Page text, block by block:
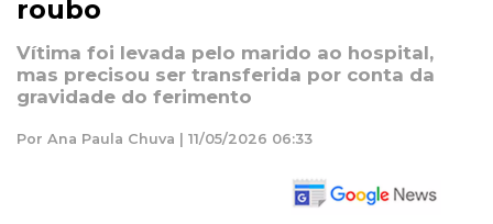
roubo
Vítima foi levada pelo marido ao hospital,
mas precisou ser transferida por conta da
gravidade do ferimento
Por Ana Paula Chuva | 11/05/2026 06:33